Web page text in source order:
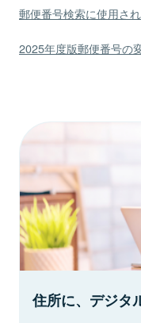
郵便番号検索に使用さ
2025年度版郵便番号の
住所に、デジタ